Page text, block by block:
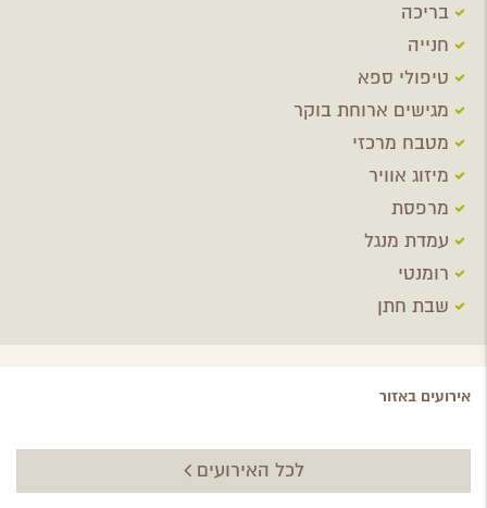
בריכה
חנייה
טיפולי ספא
מגישים ארוחת בוקר
מטבח מרכזי
מיזוג אוויר
מרפסת
עמדת מנגל
רומנטי
שבת חתן
אירועים באזור
לכל האירועים